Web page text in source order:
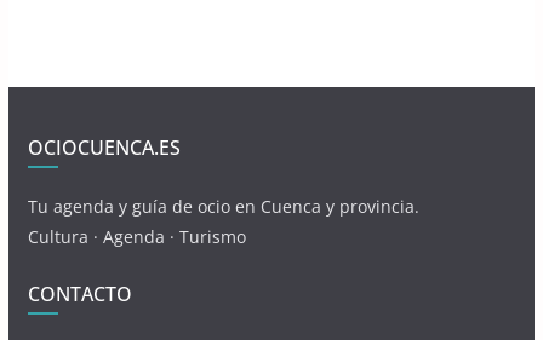
OCIOCUENCA.ES
Tu agenda y guía de ocio en Cuenca y provincia.
Cultura · Agenda · Turismo
CONTACTO